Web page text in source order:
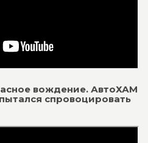
вождение. АвтоХАМ
спровоцировать